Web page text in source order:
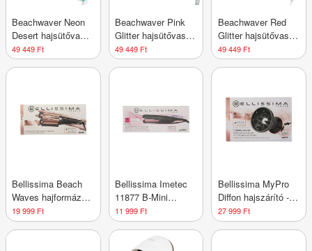
Beachwaver Neon
Desert hajsütővas -
1 db
49 449 Ft
Beachwaver Pink
Glitter hajsütővas -
1 db
49 449 Ft
Beachwaver Red
Glitter hajsütővas -
1 db
49 449 Ft
Bellissima Beach
Waves hajformázó -
1 db
19 999 Ft
Bellissima Imetec
11877 B-Mini
hajszárító - 1 db
11 999 Ft
Bellissima MyPro
Diffon hajszárító - 1
db
27 999 Ft